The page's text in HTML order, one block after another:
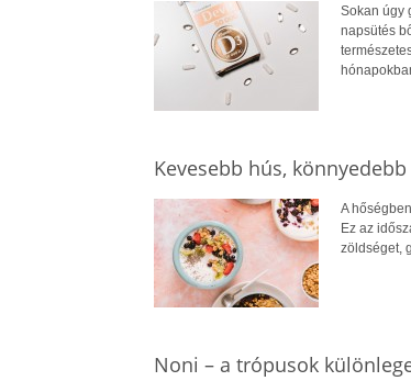
Sokan úgy
napsütés
Kevesebb hús,
A
Ez az
zöldséget,
Noni – a trópusok